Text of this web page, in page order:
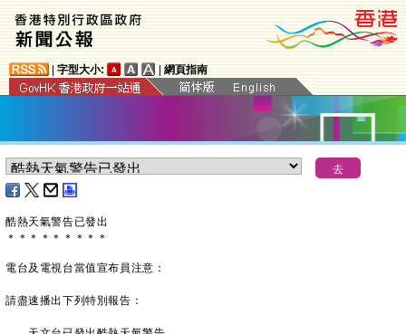
字型大小: 網頁指南
酷熱天氣警告已發出
＊ ＊ ＊ ＊ ＊ ＊ ＊ ＊ ＊
電台及電視台當值宣布員注意：
請盡速播出下列特別報告：